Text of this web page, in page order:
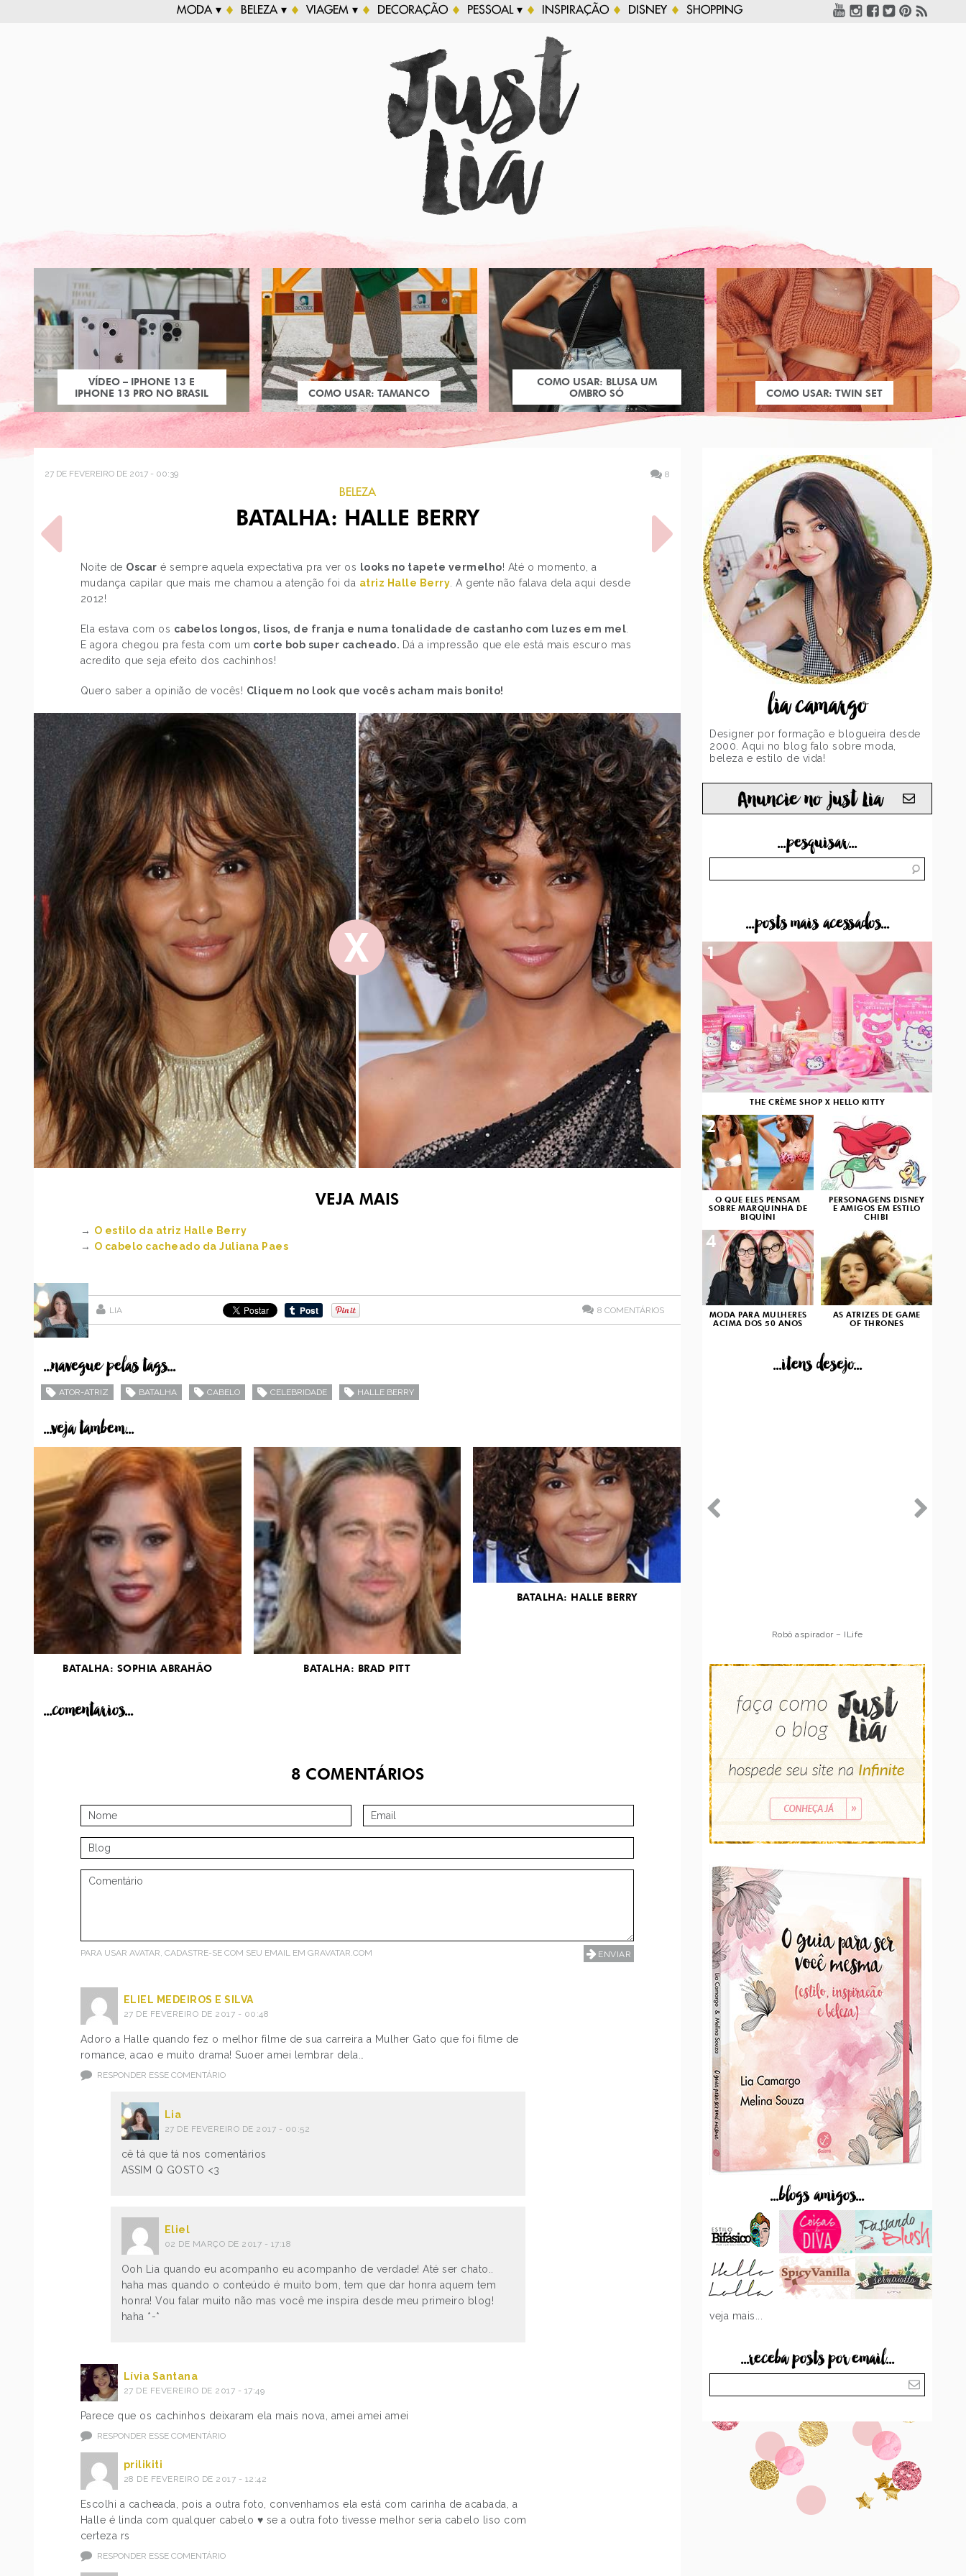
MODA ▾ BELEZA ▾ VIAGEM ▾ DECORAÇÃO PESSOAL ▾ INSPIRAÇÃO DISNEY SHOPPING
VÍDEO – IPHONE 13 E
IPHONE 13 PRO NO BRASIL
COMO USAR: TAMANCO
COMO USAR: BLUSA UM
OMBRO SÓ
COMO USAR: TWIN SET
27 DE FEVEREIRO DE 2017 - 00:39 8
BELEZA
BATALHA: HALLE BERRY
Noite de Oscar é sempre aquela expectativa pra ver os looks no tapete vermelho! Até o momento, a
mudança capilar que mais me chamou a atenção foi da atriz Halle Berry . A gente não falava dela aqui desde
2012!
Ela estava com os cabelos longos, lisos, de franja e numa tonalidade de castanho com luzes em mel
E agora chegou pra festa com um corte bob super cacheado. Dá a impressão que ele está mais escuro mas
acredito que seja efeito dos cachinhos!
Quero saber a opinião de vocês! Cliquem no look que vocês acham mais bonito!
VEJA MAIS
→ O estilo da atriz Halle Berry
→ O cabelo cacheado da Juliana Paes
LIA 8 COMENTÁRIOS
...navegue pelas tags...
ATOR-ATRIZ BATALHA CABELO CELEBRIDADE HALLE BERRY
...veja tambem...
BATALHA: SOPHIA ABRAHÃO BATALHA: BRAD PITT
BATALHA: HALLE BERRY
LISTRAS
...comentarios...
8COMENTÁRIOS
PARA USAR AVATAR, CADASTRE-SE COM SEU EMAIL EM GRAVATAR.COM
ELIEL MEDEIROS E SILVA
27 DE FEVEREIRO DE 2017 - 00:48
Adoro a Halle quando fez o melhor filme de sua carreira a Mulher Gato que foi filme de
romance, acao e muito drama! Suoer amei lembrar dela…
RESPONDER ESSE COMENTÁRIO
Lia
27 DE FEVEREIRO DE 2017 - 00:52
cê tá que tá nos comentários
ASSIM Q GOSTO <3
Eliel
02 DE MARÇO DE 2017 - 17:18
Ooh Lia quando eu acompanho eu acompanho de verdade! Até ser chato..
haha mas quando o conteúdo é muito bom, tem que dar honra aquem tem
honra! Vou falar muito não mas você me inspira desde meu primeiro blog!
haha *-*
Lívia Santana
27 DE FEVEREIRO DE 2017 - 17:49
Parece que os cachinhos deixaram ela mais nova, amei amei amei
RESPONDER ESSE COMENTÁRIO
prilikiti
28 DE FEVEREIRO DE 2017 - 12:42
Escolhi a cacheada, pois a outra foto, convenhamos ela está com carinha de acabada, a
Halle é linda com qualquer cabelo ♥ se a outra foto tivesse melhor seria cabelo liso com
certeza rs
RESPONDER ESSE COMENTÁRIO
lia camargo
Designer por formação e blogueira desde
2000. Aqui no blog falo sobre moda,
beleza e estilo de vida!
Anuncie no just Lia
...pesquisar...
...posts mais acessados...
THE CRÈME SHOP X HELLO KITTY
1
O QUE ELES PENSAM
SOBRE MARQUINHA DE
BIQUÍNI
2
PERSONAGENS DISNEY
E AMIGOS EM ESTILO
CHIBI
3
MODA PARA MULHERES
ACIMA DOS 50 ANOS
4
AS ATRIZES DE GAME
OF THRONES
...itens desejo...
Robô aspirador – Multilaser
...blogs amigos...
veja mais...
...receba posts por email...